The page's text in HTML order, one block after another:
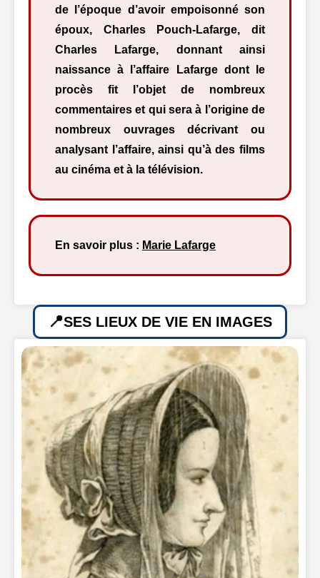
de l’époque d’avoir empoisonné son
époux, Charles Pouch-Lafarge, dit
Charles Lafarge, donnant ainsi
naissance à l’affaire Lafarge dont le
procès fit l’objet de nombreux
commentaires et qui sera à l’origine de
nombreux ouvrages décrivant ou
analysant l’affaire, ainsi qu’à des films
au cinéma et à la télévision.
En savoir plus : Marie Lafarge
SES LIEUX DE VIE EN IMAGES